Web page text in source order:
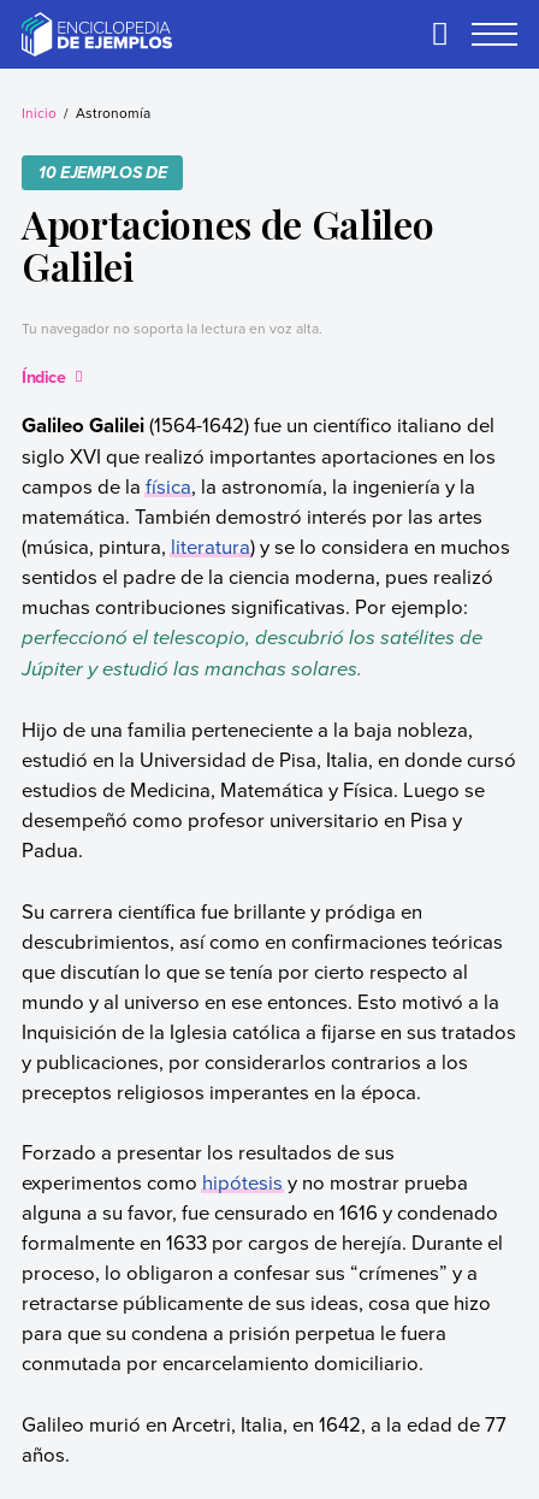
contentEjemplos
Necesitas ejemplos.
Primary
Inicio Astronomía
10 EJEMPLOS DE
Aportaciones de Galileo
Galilei
Tu navegador no soporta la lectura en voz alta.
Índice
Galileo Galilei(1564-1642) fue un científico italiano del
siglo XVI que realizó importantes aportaciones en los
campos de lafísica, la astronomía, la ingeniería y la
matemática. También demostró interés por las artes
(música, pintura,literatura) y se lo considera en muchos
sentidos el padre de la ciencia moderna, pues realizó
muchas contribuciones significativas. Por ejemplo:
perfeccionó el telescopio, descubrió los satélites de
Júpiter y estudió las manchas solares.
Hijo de una familia perteneciente a la baja nobleza,
estudió en la Universidad de Pisa, Italia, en donde cursó
estudios de Medicina, Matemática y Física. Luego se
desempeñó como profesor universitario en Pisa y
Padua.
Su carrera científica fue brillante y pródiga en
descubrimientos, así como en confirmaciones teóricas
que discutían lo que se tenía por cierto respecto al
mundo y al universo en ese entonces. Esto motivó a la
Inquisición de la Iglesia católica a fijarse en sus tratados
y publicaciones, por considerarlos contrarios a los
preceptos religiosos imperantes en la época.
Forzado a presentar los resultados de sus
experimentos comohipótesisy no mostrar prueba
alguna a su favor, fue censurado en 1616 y condenado
formalmente en 1633 por cargos de herejía. Durante el
proceso, lo obligaron a confesar sus “crímenes” y a
retractarse públicamente de sus ideas, cosa que hizo
para que su condena a prisión perpetua le fuera
conmutada por encarcelamiento domiciliario.
Galileo murió en Arcetri, Italia, en 1642, a la edad de 77
años.